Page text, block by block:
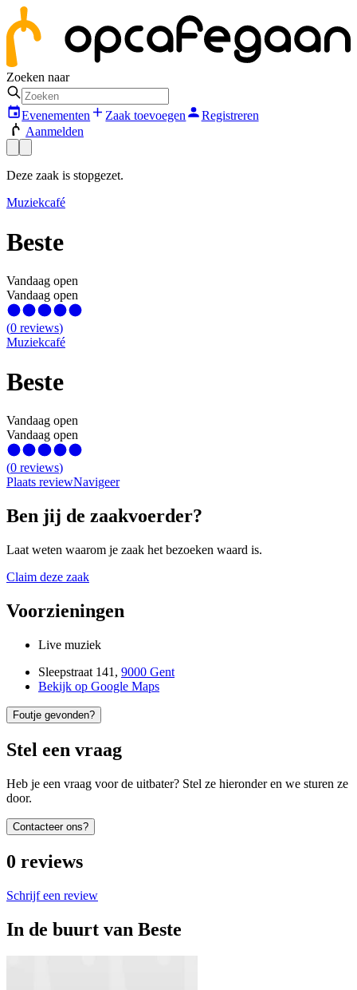
Zoeken naar
Evenementen Zaak toevoegen
Registreren
Aanmelden
Deze zaak is stopgezet.
Muziekcafé
Beste
Vandaag open
Vandaag open
(0 reviews)
Muziekcafé
Beste
Vandaag open
Vandaag open
(0 reviews)
Plaats reviewNavigeer
Ben jij de zaakvoerder?
Laat weten waarom je zaak het bezoeken waard is.
Claim deze zaak
Voorzieningen
Live muziek
Sleepstraat 141 , 9000 Gent
Bekijk op Google Maps
Foutje gevonden?
Stel een vraag
Heb je een vraag voor de uitbater? Stel ze hieronder en we sturen ze
door.
Contacteer ons?
0 reviews
Schrijf een review
In de buurt van Beste